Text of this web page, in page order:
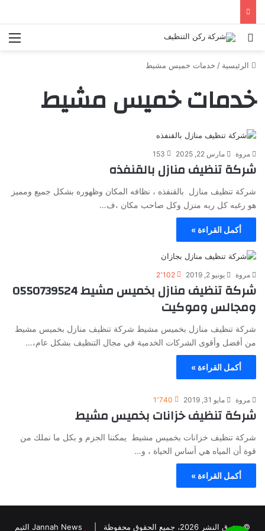
الرئيسية / خدمات خميس مشيط
خدمات خميس مشيط
مروة مارس 22, 2025 153
شركة تنظيف منازل بالقنفذه
شركة تنظيف منازل بالقنفذه ، نظافه المكان وظهوره بشكل جميع ومميز
هو رغبه كل ربه منزل وكل صاحب مكان ،ف…
أكمل القراءة »
مروة يونيو 2, 2019 2٬102
شركة تنظيف منازل بخميس مشيط 0550739524
ومجالس وموكيت
شركة تنظيف منازل بخميس مشيط شركة تنظيف منازل بخميس مشيط
من أفضل وأقوى الشركات الخدمية في مجال التنظيف بشكل عام،…
أكمل القراءة »
مروة مايو 31, 2019 1٬740
شركة تنظيف خزانات بخميس مشيط
شركة تنظيف خزانات بخميس مشيط يمكننا الجزم و بكل ما نملك من
قوة أن المياه هي أساس الحياة ، و…
أكمل القراءة »
© حقوق النشر 2026، جميع الحقوق محفوظة | Jannah News الثيم